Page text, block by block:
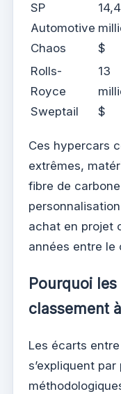
SP
Automotive
Chaos
14,4
$
Rolls-
Royce
Sweptail
13
$
Ces hypercars
extrêmes,
fibre de
achat en projet
années entre le
Pourquoi les
classement
Les écarts
s’expliquent